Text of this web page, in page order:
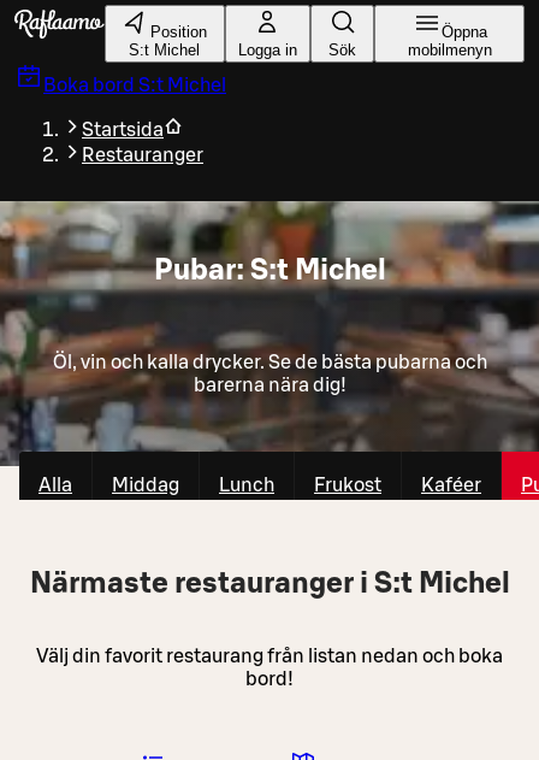
Gå till huvudinnehållet
Position
S:t Michel
Logga in Sök
Öppna
mobilmenyn
Boka bord S:t Michel
Startsida
Restauranger
Pubar: S:t Michel
Öl, vin och kalla drycker. Se de bästa pubarna och
barerna nära dig!
Alla Middag Lunch Frukost Kaféer
Närmaste restauranger i S:t Michel
Välj din favorit restaurang från listan nedan och boka
bord!